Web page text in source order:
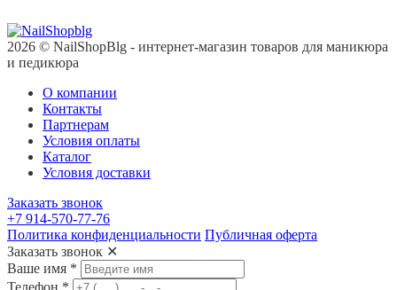
2026 © NailShopBlg - интернет-магазин товаров для маникюра
и педикюра
О компании
Контакты
Партнерам
Условия оплаты
Каталог
Условия доставки
Заказать звонок
+7 914-570-77-76
Политика конфиденциальности Публичная оферта
Заказать звонок ✕
Ваше имя *